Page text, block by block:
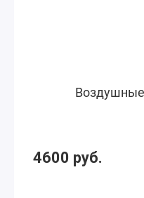
4600 руб.